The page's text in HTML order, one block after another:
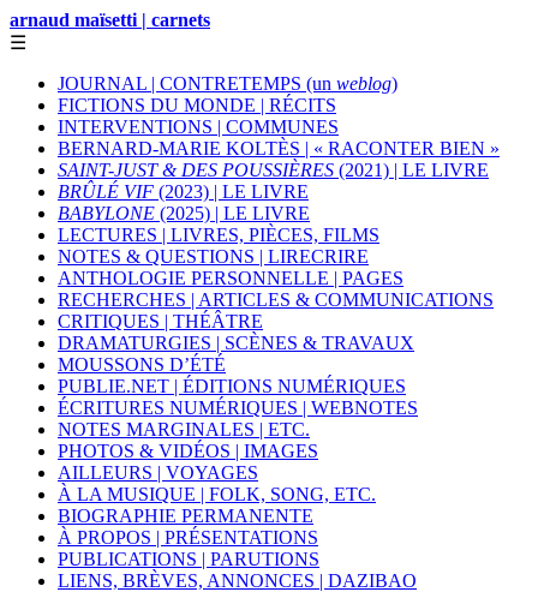
arnaud maïsetti | carnets
☰
JOURNAL | CONTRETEMPS (un weblog)
FICTIONS DU MONDE | RÉCITS
INTERVENTIONS | COMMUNES
BERNARD-MARIE KOLTÈS | « RACONTER BIEN »
SAINT-JUST & DES POUSSIÈRES (2021) | LE LIVRE
BRÛLÉ VIF (2023) | LE LIVRE
BABYLONE (2025) | LE LIVRE
LECTURES | LIVRES, PIÈCES, FILMS
NOTES & QUESTIONS | LIRECRIRE
ANTHOLOGIE PERSONNELLE | PAGES
RECHERCHES | ARTICLES & COMMUNICATIONS
CRITIQUES | THÉÂTRE
DRAMATURGIES | SCÈNES & TRAVAUX
MOUSSONS D’ÉTÉ
PUBLIE.NET | ÉDITIONS NUMÉRIQUES
ÉCRITURES NUMÉRIQUES | WEBNOTES
NOTES MARGINALES | ETC.
PHOTOS & VIDÉOS | IMAGES
AILLEURS | VOYAGES
À LA MUSIQUE | FOLK, SONG, ETC.
BIOGRAPHIE PERMANENTE
À PROPOS | PRÉSENTATIONS
PUBLICATIONS | PARUTIONS
LIENS, BRÈVES, ANNONCES | DAZIBAO